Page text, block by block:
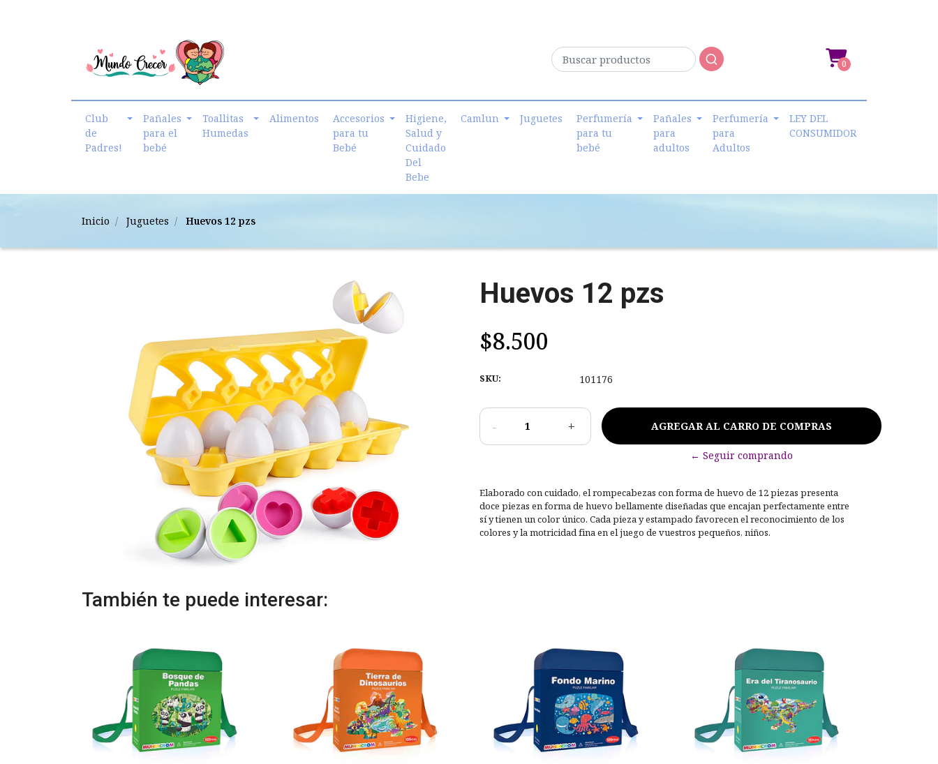
0
Club
de
Padres!
Pañales
para el
bebé
Toallitas
Humedas
Alimentos
Accesorios
para tu
Bebé
Higiene,
Salud y
Cuidado
Del
Bebe
Camlun Juguetes
Perfumería
para tu
bebé
Pañales
para
adultos
Perfumería
para
Adultos
LEY DEL
CONSUMIDOR
Inicio Juguetes Huevos 12 pzs
Huevos 12 pzs
$8.500
SKU: 101176
- +
← Seguir comprando
Elaborado con cuidado, el rompecabezas con forma de huevo de 12 piezas presenta
doce piezas en forma de huevo bellamente diseñadas que encajan perfectamente entre
sí y tienen un color único. Cada pieza y estampado favorecen el reconocimiento de los
colores y la motricidad fina en el juego de vuestros pequeños, niños.
También te puede interesar: